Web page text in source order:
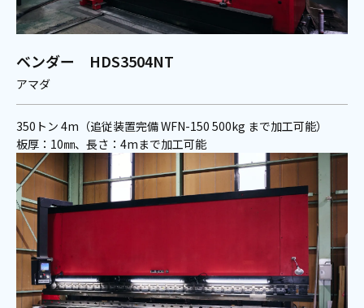
ベンダー HDS3504NT
アマダ
350トン 4m（追従装置完備 WFN-150 500kg まで加工可能）
板厚：10㎜、長さ：4mまで加工可能